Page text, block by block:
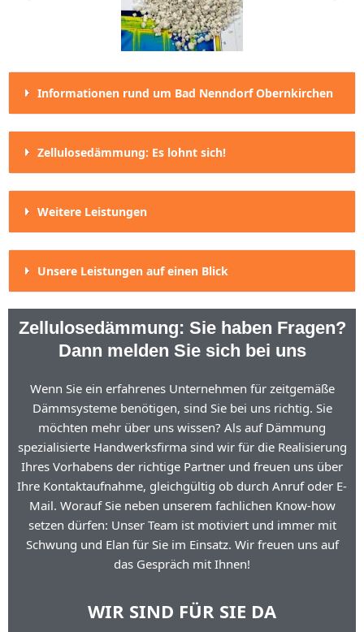
Informationen rund um Bad Nenndorf Obernkirchen
Zellulosedämmung: Es lohnt sich!
Weitere Leistungen
Unsere Leistungen auf einen Blick
Zellulosedämmung: Sie haben Fragen?
Dann melden Sie sich bei uns
Wenn Sie ein erfahrenes Unternehmen für zeitgemäße
Dämmsysteme benötigen, sind Sie bei uns richtig. Sie
möchten mehr über uns wissen? Als auf Dämmung
spezialisierte Handwerksfirma sind wir für die Realisierung
Ihres Vorhabens der richtige Partner und freuen uns über
Ihre Kontaktaufnahme, gleichgültig ob durch Anruf oder E-
Mail. Worauf Sie neben unserem fachlichen Know-how
setzen dürfen: Unser Team ist motiviert und immer mit
Schwung und Elan für Sie im Einsatz. Wir freuen uns auf
das Gespräch mit Ihnen!
WIR SIND FÜR SIE DA